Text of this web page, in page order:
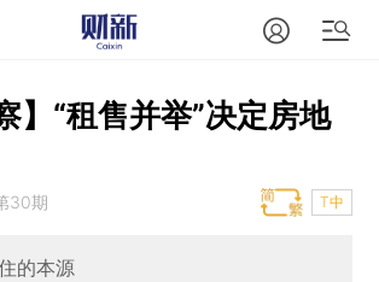
】“租售并举”决定房地
30期 T中
的本源